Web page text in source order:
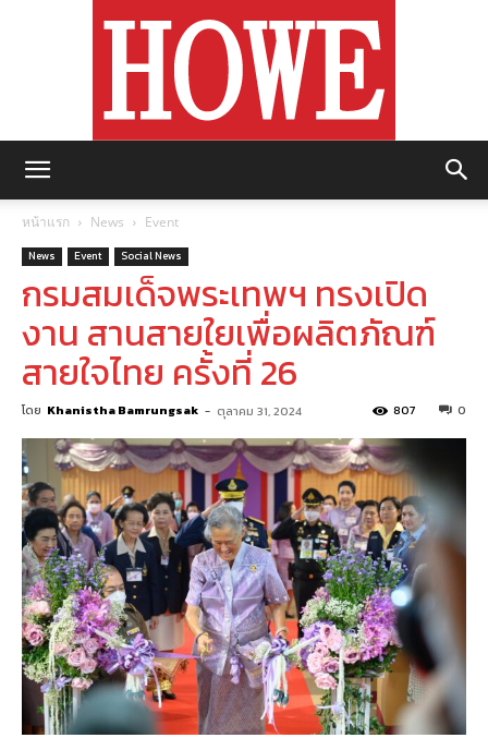
หน้าแรก News Event
News Event Social News
กรมสมเด็จพระเทพฯ ทรงเปิด
งาน สานสายใยเพื่อผลิตภัณฑ์
สายใจไทย ครั้งที่ 26
โดย Khanistha Bamrungsak - ตุลาคม 31, 2024 0
807